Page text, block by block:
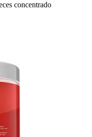
concentrado